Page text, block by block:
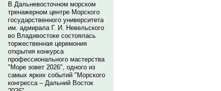
В Дальневосточном морском
тренажерном центре Морского
государственного университета
им. адмирала Г. И. Невельского
во Владивостоке состоялась
торжественная церемония
открытия конкурса
профессионального мастерства
"Море зовет 2026", одного из
самых ярких событий "Морского
конгресса – Дальний Восток